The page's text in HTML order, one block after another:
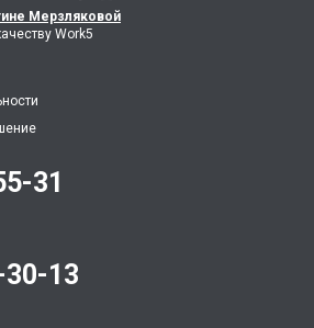
Мерзляковой
Work5
31
13